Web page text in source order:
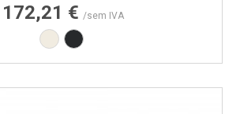
172,21 € /sem IVA
Branco RAL9010
Preto RAL9005